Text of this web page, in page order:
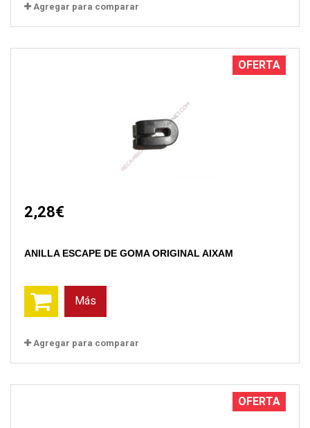
Agregar para comparar
OFERTA
2,28€
ANILLA ESCAPE DE GOMA ORIGINAL AIXAM
Más
Agregar para comparar
OFERTA